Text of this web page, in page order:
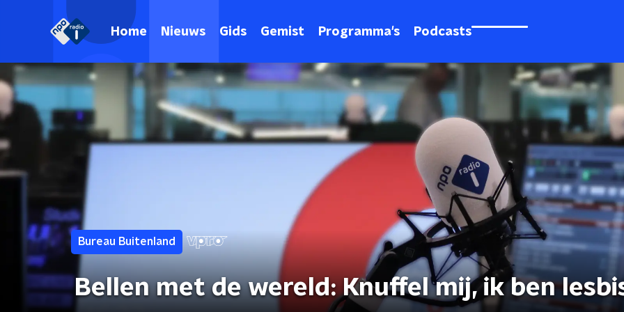
Home Nieuws Gids Gemist Programma's Podcasts
Bureau Buitenland
Bellen met de wereld: Knuffel mij, ik ben